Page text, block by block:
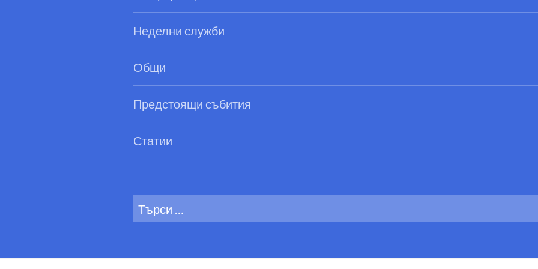
Неделни служби
Общи
Предстоящи събития
Статии
Search
for: